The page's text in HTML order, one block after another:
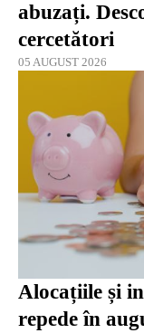
abuzați.
cercetători
05 AUGUST 2026
Alocațiile și
repede în